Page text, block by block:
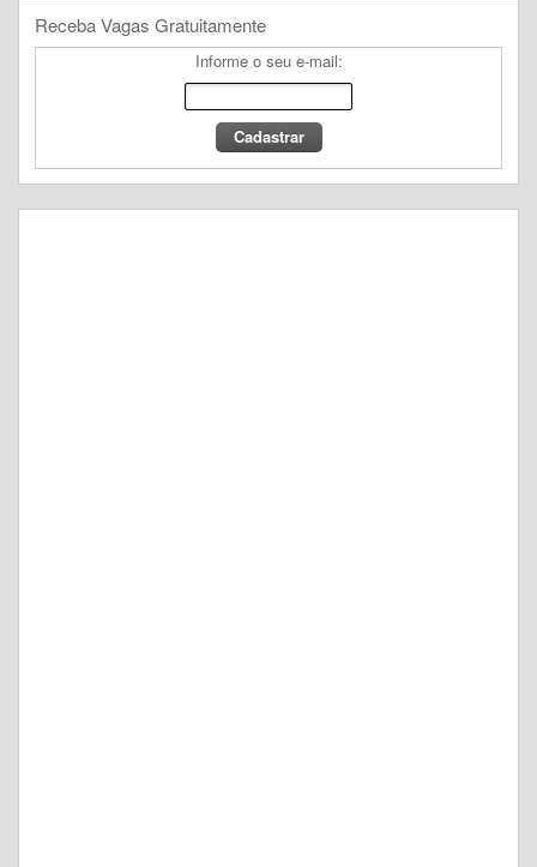
Receba Vagas Gratuitamente
Informe o seu e-mail: